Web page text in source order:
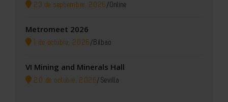
23 de septiembre, 2026 /Online
Metromeet 2026
1 de octubre, 2026 / Bilbao
VI Mining and Minerals Hall
20 de octubre, 2026/ Sevilla